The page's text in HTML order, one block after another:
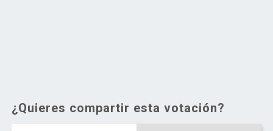
¿Quieres compartir esta votación?